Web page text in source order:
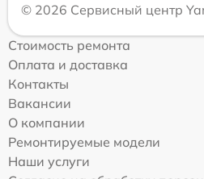
© 2026 Сервисный центр
Стоимость ремонта
Оплата и доставка
Контакты
Вакансии
О компании
Ремонтируемые модели
Наши услуги